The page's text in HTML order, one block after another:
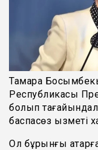
Тамара
Республикасы
болып
баспасөз қызметі
Ол бұрынғы